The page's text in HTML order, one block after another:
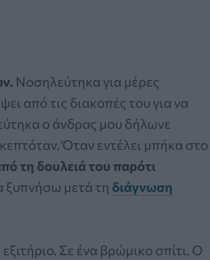
Νοσηλεύτηκα για μέρες
από τις διακοπές του για να
ο άνδρας μου δήλωνε
Όταν εντέλει μπήκα στο
τη δουλειά του παρότι
ξυπνήσω μετά τη διάγνωση
Σε ένα βρώμικο σπίτι. Ο